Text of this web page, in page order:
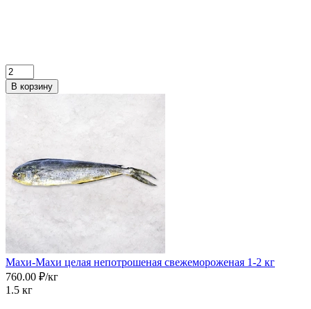
В корзину
Махи-Махи целая непотрошеная свежемороженая 1-2 кг
760.00 ₽/кг
1.5 кг